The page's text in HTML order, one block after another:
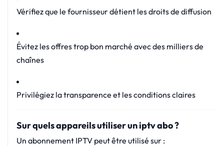
Vérifiez que le fournisseur détient les droits de diffusion
Évitez les offres trop bon marché avec des milliers de
chaînes
Privilégiez la transparence et les conditions claires
Sur quels appareils utiliser un iptv abo ?
Un abonnement IPTV peut être utilisé sur :